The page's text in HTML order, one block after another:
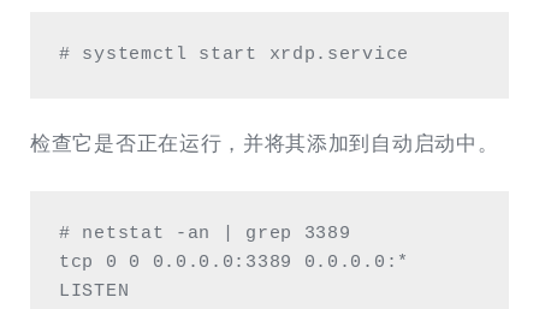
# systemctl start xrdp.service
检查它是否正在运行，并将其添加到自动启动中。
# netstat -an | grep 3389
tcp 0 0 0.0.0.0:3389 0.0.0.0:*
LISTEN